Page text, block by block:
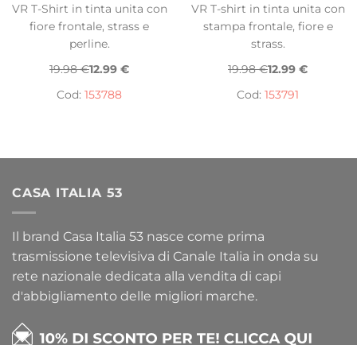
VR T-Shirt in tinta unita con
fiore frontale, strass e
perline.
19.98 €12.99 €
Cod: 153788
VR T-shirt in tinta unita con
stampa frontale, fiore e
strass.
19.98 €12.99 €
Cod: 153791
CASA ITALIA 53
Il brand Casa Italia 53 nasce come prima
trasmissione televisiva di Canale Italia in onda su
rete nazionale dedicata alla vendita di capi
d'abbigliamento delle migliori marche.